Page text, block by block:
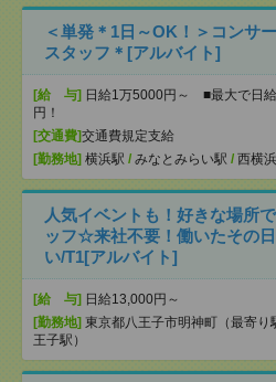
＜単発＊1日～OK！＞コンサ
スタッフ＊[アルバイト]
[給 与] 日給1万5000円～ ■最大で日
円！
[交通費]交通費規定支給
[勤務地] 横浜駅 / みなとみらい駅 / 西横
人気イベントも！好きな場所
ッフ☆来社不要！働いたその
い/T1[アルバイト]
[給 与] 日給13,000円～
[勤務地] 東京都八王子市明神町（最寄り
王子駅）